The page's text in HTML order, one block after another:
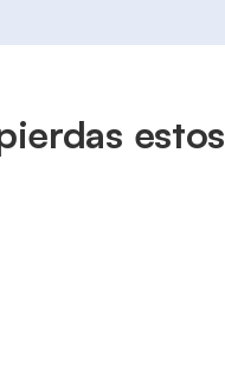
estos